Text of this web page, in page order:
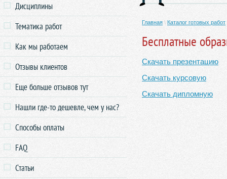
Главная \ Каталог готовых работ
Бесплатные
Скачать презентацию
Скачать курсовую
Скачать дипломную
Дисциплины
Тематика работ
Как мы работаем
Отзывы клиентов
Еще больше отзывов тут
Нашли где-то дешевле, чем у нас?
Способы оплаты
FAQ
Статьи